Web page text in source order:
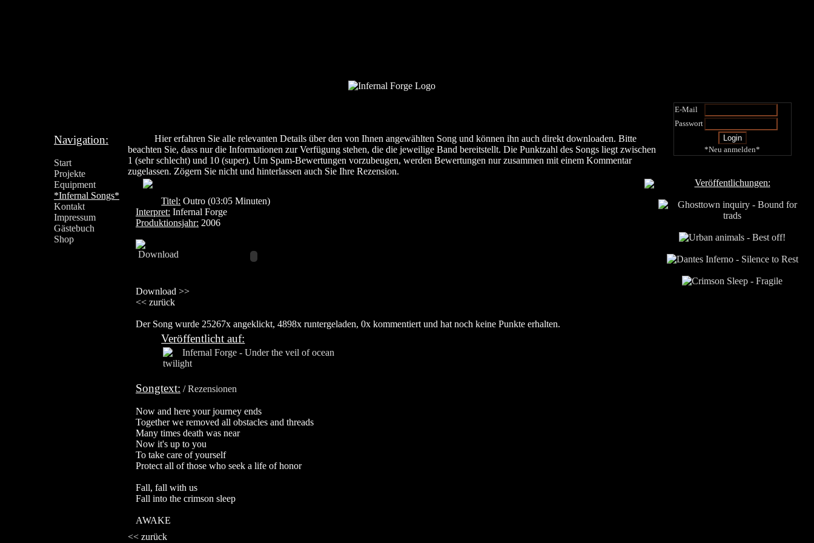
E-Mail
Passwort
*Neu anmelden*
Veröffentlichungen:
Navigation:
Start
Projekte
Equipment
*Infernal Songs*
Kontakt
Impressum
Gästebuch
Shop
Hier erfahren Sie alle relevanten Details über den von Ihnen angewählten Song und können ihn auch direkt downloaden. Bitte
beachten Sie, dass nur die Informationen zur Verfügung stehen, die die jeweilige Band bereitstellt. Die Punktzahl des Songs liegt zwischen
1 (sehr schlecht) und 10 (super). Um Spam-Bewertungen vorzubeugen, werden Bewertungen nur zusammen mit einem Kommentar
zugelassen. Zögern Sie nicht und hinterlassen auch Sie Ihre Rezension.
Titel: Outro (03:05 Minuten)
Interpret: Infernal Forge
Produktionsjahr: 2006
Download >>
<< zurück
Der Song wurde 25267x angeklickt, 4898x runtergeladen, 0x kommentiert und hat noch keine Punkte erhalten.
Veröffentlicht auf:
Songtext: /Rezensionen
Now and here your journey ends
Together we removed all obstacles and threads
Many times death was near
Now it's up to you
To take care of yourself
Protect all of those who seek a life of honor
Fall, fall with us
Fall into the crimson sleep
AWAKE
<< zurück